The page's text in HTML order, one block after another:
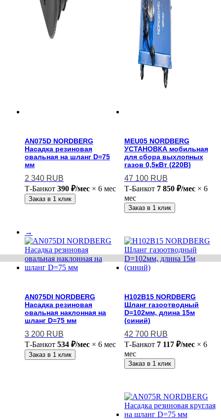
AN075D NORDBERG
Насадка резиновая
овальная на шланг D=75
мм
2 340 RUB
Т-Банкот 390 ₽/мес × 6 мес
Заказ в 1 клик
MEU05 NORDBERG
УСТАНОВКА мобильная
для сбора выхлопных
газов 0,5кВт (220В)
47 100 RUB
Т-Банкот 7 850 ₽/мес× 6
мес
Заказ в 1 клик
AN075DI NORDBERG
Насадка резиновая
овальная наклонная на
шланг D=75 мм
3 200 RUB
Т-Банкот 534 ₽/мес × 6 мес
Заказ в 1 клик
H102B15 NORDBERG
Шланг газоотводный
D=102мм, длина 15м
(синий)
42 700 RUB
Т-Банкот 7 117 ₽/мес× 6
мес
Заказ в 1 клик
→